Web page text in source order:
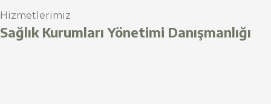
Hizmetlerimiz
Sağlık Kurumları Yönetimi Danışmanlığı